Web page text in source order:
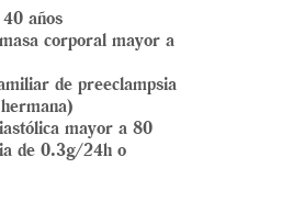
años
corporal mayor a
de preeclampsia
mayor a 80
de 0.3g/24h o